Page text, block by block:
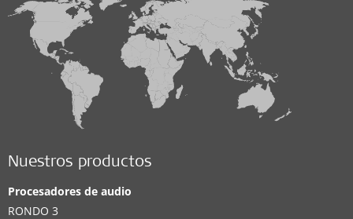
Nuestros productos
Procesadores de audio
RONDO 3